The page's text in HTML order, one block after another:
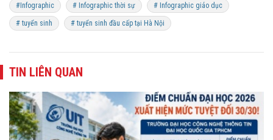
#Infographic # Infographic thời sự # Infographic giáo dục
# tuyển sinh # tuyển sinh đầu cấp tại Hà Nội
TIN LIÊN QUAN